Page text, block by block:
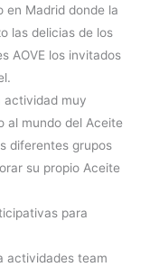
en Madrid donde la
las delicias de los
AOVE los invitados
actividad muy
al mundo del Aceite
diferentes grupos
su propio Aceite
para
actividades team